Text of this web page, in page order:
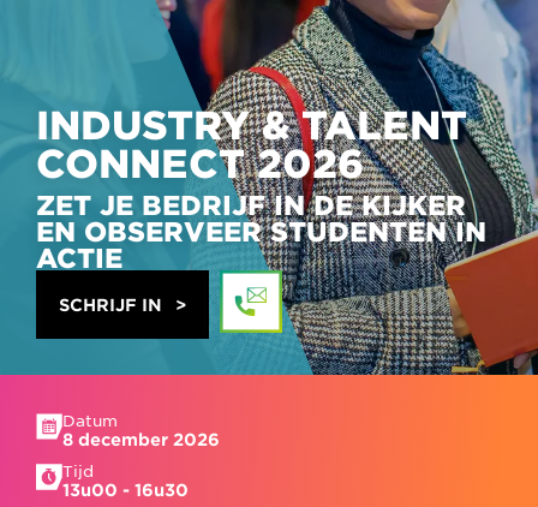
INDUSTRY & TALENT
CONNECT 2026
ZET JE BEDRIJF IN DE KIJKER
EN OBSERVEER STUDENTEN IN
ACTIE
SCHRIJF IN
Datum
8 december 2026
Tijd
13u00 - 16u30